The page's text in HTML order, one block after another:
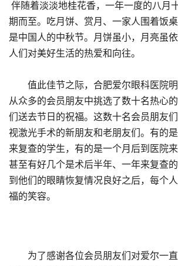
伴随着淡淡地桂花香，一年一度的八月
期而至。吃月饼、赏月、一家人围着饭
是中国人的中秋节。月饼虽小，月亮虽
人们对美好生活的热爱和向往。
值此佳节之际，合肥爱尔眼科医院明
从众多的会员朋友中挑选了数十名热心
们送去节日的祝福。这数十名会员朋友
视激光手术的新朋友和老朋友们。有的
来复查的学生，有的是一个月后到医院来
甚至有好几个是术后半年、一年来复查
到他们的眼睛恢复情况良好之后，每个
福的笑容。
为了感谢各位会员朋友们对爱尔一直